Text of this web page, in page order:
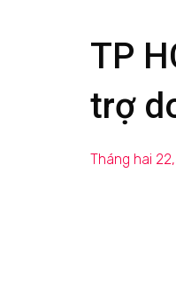
TP
trợ
Tháng hai